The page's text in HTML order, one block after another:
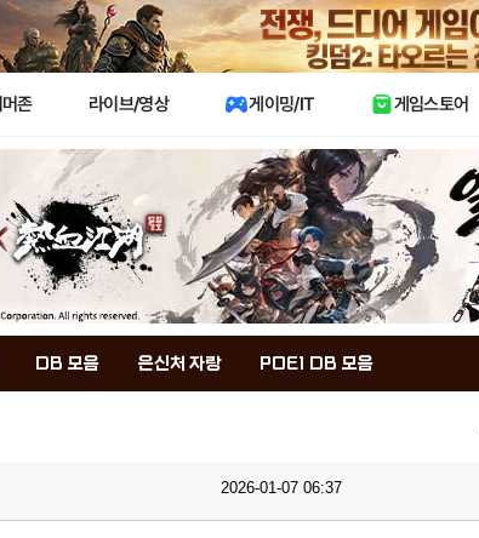
존 라이브/영상 게이밍/IT 게임스토어
DB 모음 은신처 자랑 POE1 DB 모음
2026-01-07 06:37